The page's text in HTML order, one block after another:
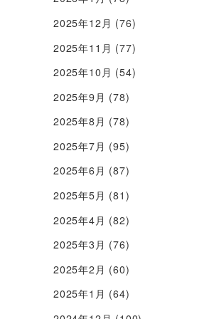
2025年12月 (76)
2025年11月 (77)
2025年10月 (54)
2025年9月 (78)
2025年8月 (78)
2025年7月 (95)
2025年6月 (87)
2025年5月 (81)
2025年4月 (82)
2025年3月 (76)
2025年2月 (60)
2025年1月 (64)